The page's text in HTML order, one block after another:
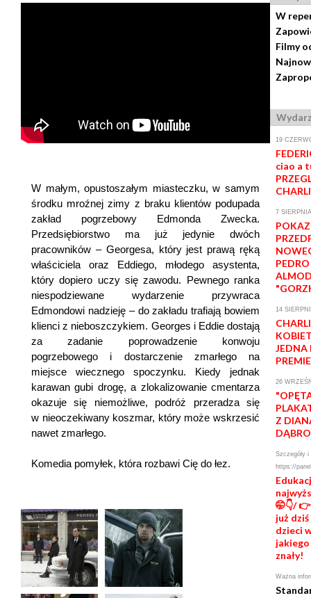
W małym, opustoszałym miasteczku, w samym
środku mroźnej zimy z braku klientów podupada
zakład pogrzebowy Edmonda Zwecka.
Przedsiębiorstwo ma już jedynie dwóch
pracowników – Georgesa, który jest prawą ręką
właściciela oraz Eddiego, młodego asystenta,
który dopiero uczy się zawodu. Pewnego ranka
niespodziewane wydarzenie przywraca
Edmondowi nadzieję – do zakładu trafiają bowiem
klienci z nieboszczykiem. Georges i Eddie dostają
za zadanie poprowadzenie konwoju
pogrzebowego i dostarczenie zmarłego na
miejsce wiecznego spoczynku. Kiedy jednak
karawan gubi drogę, a zlokalizowanie cmentarza
okazuje się niemożliwe, podróż przeradza się
w nieoczekiwany koszmar, który może wskrzesić
nawet zmarłego.
Komedia pomyłek, która rozbawi Cię do łez.
W
Filmy
19
ciao a
7
POKAZ
PEDRO
14
JEDNA
26
Z
Szczegóły
https://
🤭👇/
już
dzieci
jakiego
znały!
Ważna